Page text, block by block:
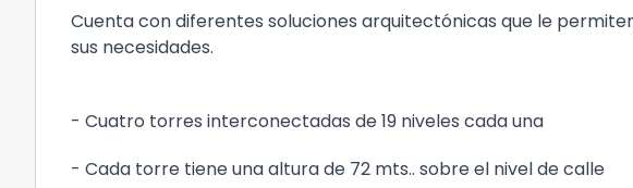
Cuenta con diferentes soluciones arquitectónicas que le
sus necesidades.
- Cuatro torres interconectadas de 19 niveles cada una
- Cada torre tiene una altura de 72 mts.. sobre el nivel de calle